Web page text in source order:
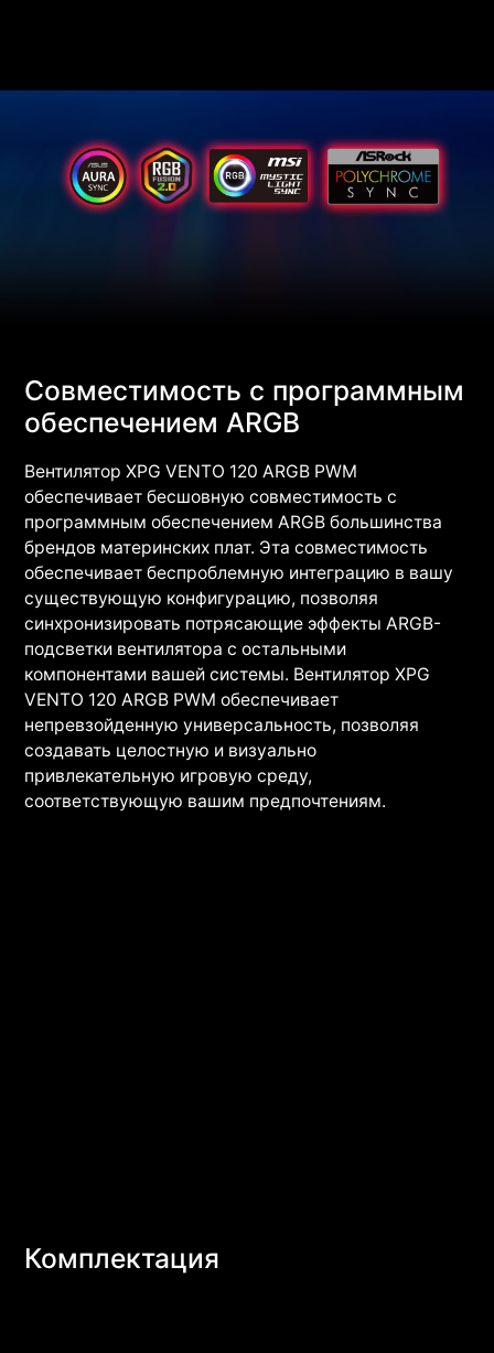
Совместимость с программным
обеспечением ARGB
Вентилятор XPG VENTO 120 ARGB PWM
обеспечивает бесшовную совместимость с
программным обеспечением ARGB большинства
брендов материнских плат. Эта совместимость
обеспечивает беспроблемную интеграцию в вашу
существующую конфигурацию, позволяя
синхронизировать потрясающие эффекты ARGB-
подсветки вентилятора с остальными
компонентами вашей системы. Вентилятор XPG
VENTO 120 ARGB PWM обеспечивает
непревзойденную универсальность, позволяя
создавать целостную и визуально
привлекательную игровую среду,
соответствующую вашим предпочтениям.
Комплектация